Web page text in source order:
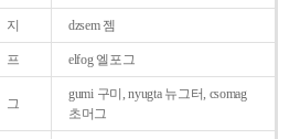
지 dzsem 젬
프 elfog 엘포그
그
gumi 구미, nyugta 뉴그터, csomag
초머그